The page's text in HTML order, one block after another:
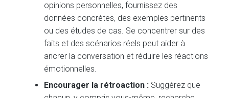
opinions personnelles, fournissez des
données concrètes, des exemples pertinents
ou des études de cas. Se concentrer sur des
faits et des scénarios réels peut aider à
ancrer la conversation et réduire les réactions
émotionnelles.
Encourager la rétroaction : Suggérez que